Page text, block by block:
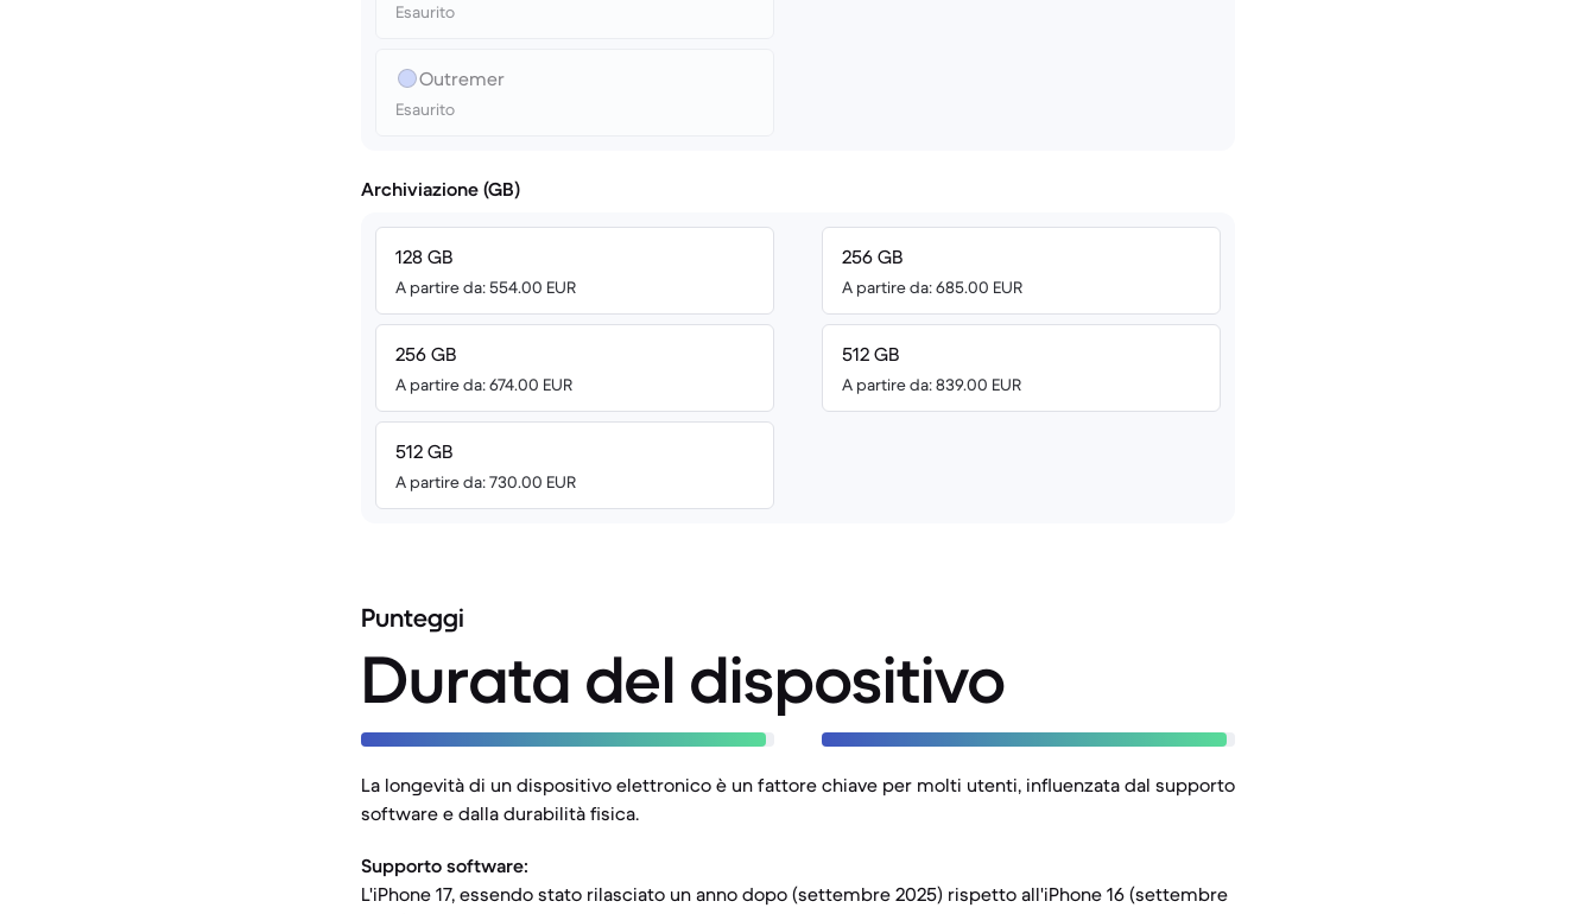
Esaurito
Outremer
Esaurito
Archiviazione (GB)
128 GB
A partire da: 554.00 EUR
256 GB
A partire da: 674.00 EUR
512 GB
A partire da: 730.00 EUR
256 GB
A partire da: 685.00 EUR
512 GB
A partire da: 839.00 EUR
Punteggi
Durata del dispositivo
La longevità di un dispositivo elettronico è un fattore chiave per molti utenti, influenzata dal supporto
software e dalla durabilità fisica.
Supporto software:
L'iPhone 17, essendo stato rilasciato un anno dopo (settembre 2025) rispetto all'iPhone 16 (settembre